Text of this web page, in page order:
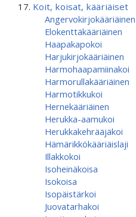
Koit, koisat, kääriäiset
Angervokirjokääriäinen
Elokenttäkääriäinen
Haapakapokoi
Harjukirjokääriäinen
Harmohaapamiinakoi
Harmorullakääriäinen
Harmotikkukoi
Hernekääriäinen
Herukka-aamukoi
Herukkakehrääjäkoi
Hämärikkökääriäislaji
Illakkokoi
Isoheinäkoisa
Isokoisa
Isopäistärkoi
Juovatarhakoi